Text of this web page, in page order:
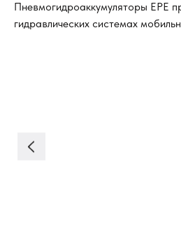
Пневмогидроаккумуляторы EPE
гидравлических системах